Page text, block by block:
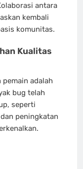
antara
kembali
komunitas.
Kualitas
adalah
bug telah
seperti
peningkatan